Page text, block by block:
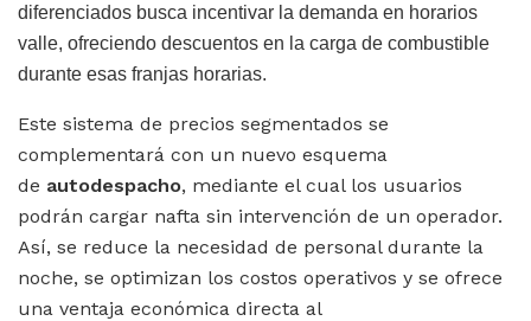
diferenciados busca incentivar la demanda en horarios
valle, ofreciendo descuentos en la carga de combustible
durante esas franjas horarias.
Este sistema de precios segmentados se
complementará con un nuevo esquema
de autodespacho, mediante el cual los usuarios
podrán cargar nafta sin intervención de un operador.
Así, se reduce la necesidad de personal durante la
noche, se optimizan los costos operativos y se ofrece
una ventaja económica directa al